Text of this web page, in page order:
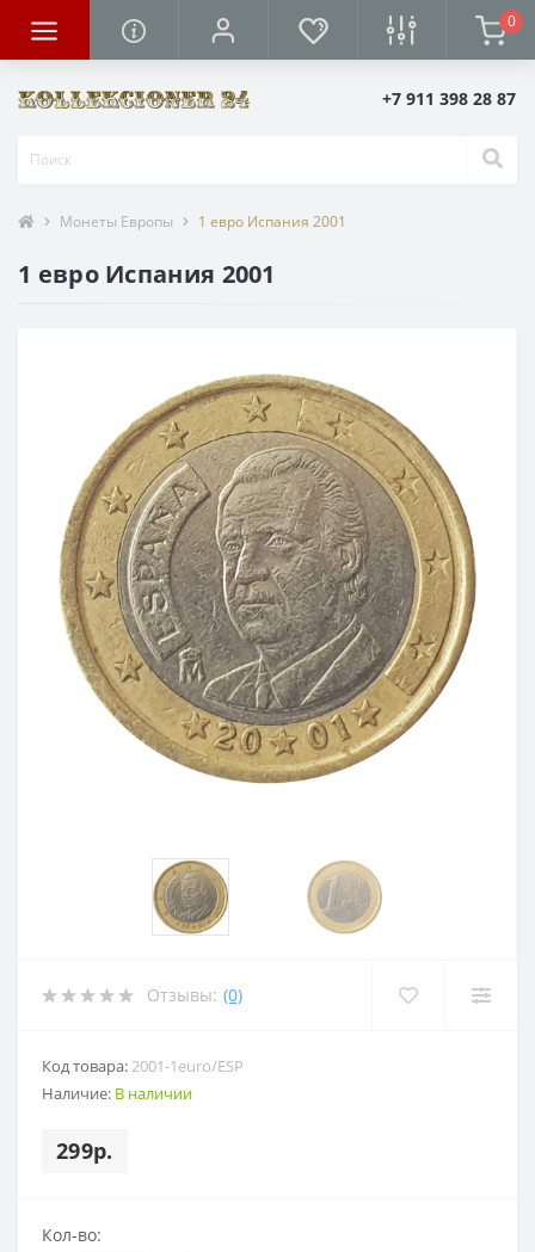
0
+7 911 398 28 87
Монеты Европы 1 евро Испания 2001
1 евро Испания 2001
Отзывы: (0)
Код товара:2001-1euro/ESP
Наличие: В наличии
299р.
Кол-во: